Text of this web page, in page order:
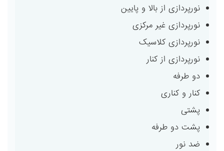
نورپردازی از بالا و پایین
نورپردازی غیر مرکزی
نورپردازی کلاسیک
نورپردازی از کنار
دو طرفه
کنار و کناری
پشتی
پشت دو طرفه
ضد نور